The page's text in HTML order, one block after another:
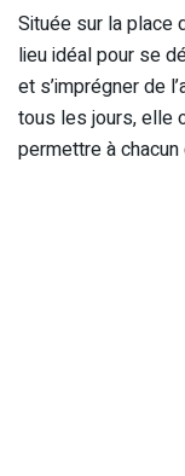
Située sur la place
lieu idéal pour se
et s’imprégner de
tous les jours, elle
permettre à